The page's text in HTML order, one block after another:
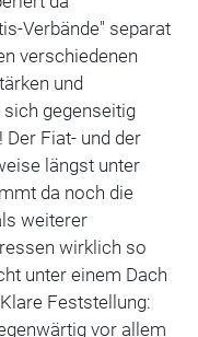
Verbände" separat
verschiedenen
und
gegenseitig
Der Fiat- und der
längst unter
da noch die
weiterer
wirklich so
unter einem Dach
Feststellung:
vor allem